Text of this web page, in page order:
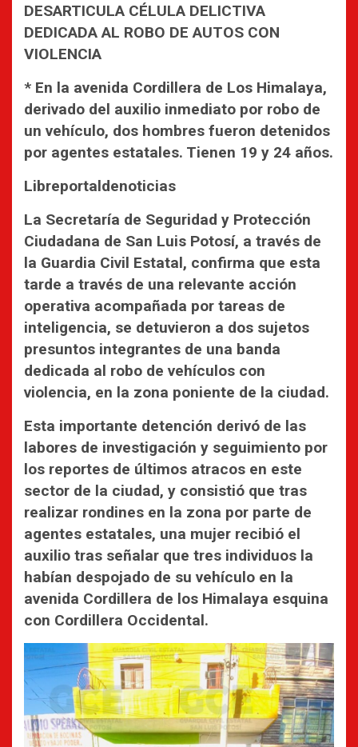
DESARTICULA CÉLULA DELICTIVA
DEDICADA AL ROBO DE AUTOS CON
VIOLENCIA
* En la avenida Cordillera de Los Himalaya,
derivado del auxilio inmediato por robo de
un vehículo, dos hombres fueron detenidos
por agentes estatales. Tienen 19 y 24 años.
Libreportaldenoticias
La Secretaría de Seguridad y Protección
Ciudadana de San Luis Potosí, a través de
la Guardia Civil Estatal, confirma que esta
tarde a través de una relevante acción
operativa acompañada por tareas de
inteligencia, se detuvieron a dos sujetos
presuntos integrantes de una banda
dedicada al robo de vehículos con
violencia, en la zona poniente de la ciudad.
Esta importante detención derivó de las
labores de investigación y seguimiento por
los reportes de últimos atracos en este
sector de la ciudad, y consistió que tras
realizar rondines en la zona por parte de
agentes estatales, una mujer recibió el
auxilio tras señalar que tres individuos la
habían despojado de su vehículo en la
avenida Cordillera de los Himalaya esquina
con Cordillera Occidental.